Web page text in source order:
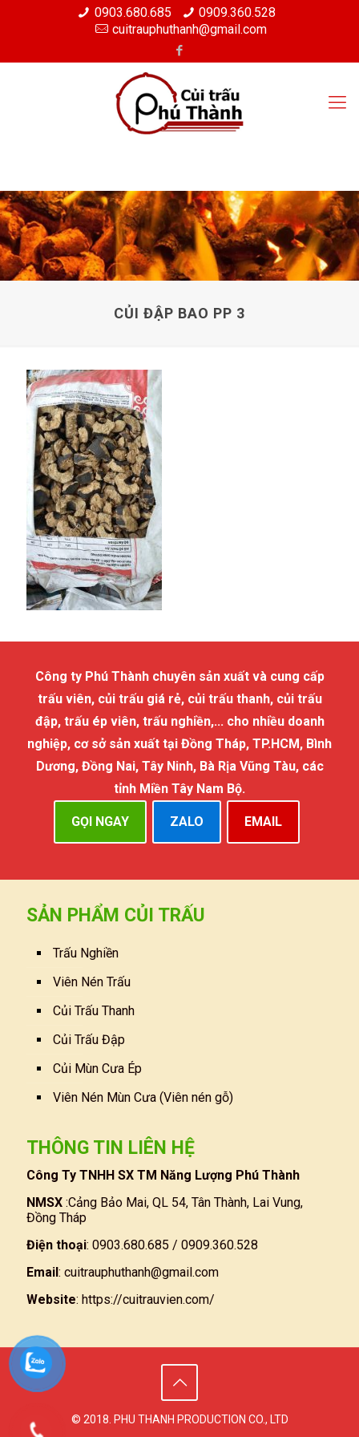
0903.680.685
0909.360.528
cuitrauphuthanh@gmail.com
CỦI ĐẬP BAO PP 3
Công ty Phú Thành chuyên sản xuất và cung cấp
trấu viên, củi trấu giá rẻ, củi trấu thanh, củi trấu
đập, trấu ép viên, trấu nghiền,... cho nhiều doanh
nghiệp, cơ sở sản xuất tại Đồng Tháp, TP.HCM, Bình
Dương, Đồng Nai, Tây Ninh, Bà Rịa Vũng Tàu, các
tỉnh Miền Tây Nam Bộ.
GỌI NGAY ZALO EMAIL
SẢN PHẨM CỦI TRẤU
Trấu Nghiền
Viên Nén Trấu
Củi Trấu Thanh
Củi Trấu Đập
Củi Mùn Cưa Ép
Viên Nén Mùn Cưa (Viên nén gỗ)
THÔNG TIN LIÊN HỆ
Công Ty TNHH SX TM Năng Lượng Phú Thành
NMSX :Cảng Bảo Mai, QL 54, Tân Thành, Lai Vung,
Đồng Tháp
Điện thoại: 0903.680.685 / 0909.360.528
Email: cuitrauphuthanh@gmail.com
Website: https://cuitrauvien.com/
© 2018. PHU THANH PRODUCTION CO., LTD